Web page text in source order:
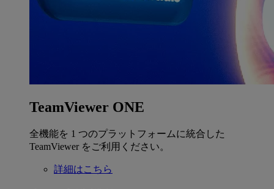
TeamViewer ONE
全機能を 1 つのプラットフォームに統合した
TeamViewer をご利用ください。
詳細はこちら